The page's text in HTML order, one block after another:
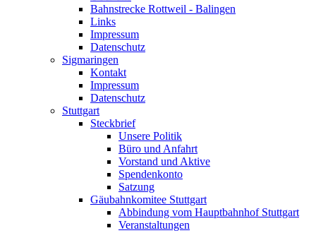
Bahnstrecke Rottweil - Balingen
Links
Impressum
Datenschutz
Sigmaringen
Kontakt
Impressum
Datenschutz
Stuttgart
Steckbrief
Unsere Politik
Büro und Anfahrt
Vorstand und Aktive
Spendenkonto
Satzung
Gäubahnkomitee Stuttgart
Abbindung vom Hauptbahnhof Stuttgart
Veranstaltungen